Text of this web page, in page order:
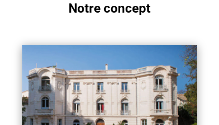
Notre concept